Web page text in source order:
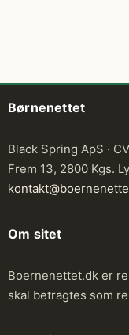
Børnenettet
Black Spring ApS ·
Frem 13, 2800 Kgs.
Om sitet
Boernenettet.dk er
skal betragtes som